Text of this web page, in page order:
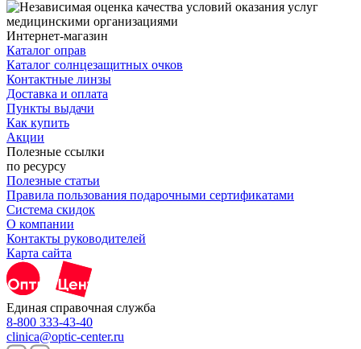
Интернет-магазин
Каталог оправ
Каталог солнцезащитных очков
Контактные линзы
Доставка и оплата
Пункты выдачи
Как купить
Акции
Полезные ссылки
по ресурсу
Полезные статьи
Правила пользования подарочными сертификатами
Система скидок
О компании
Контакты руководителей
Карта сайта
Единая справочная служба
8-800 333-43-40
clinica@optic-center.ru